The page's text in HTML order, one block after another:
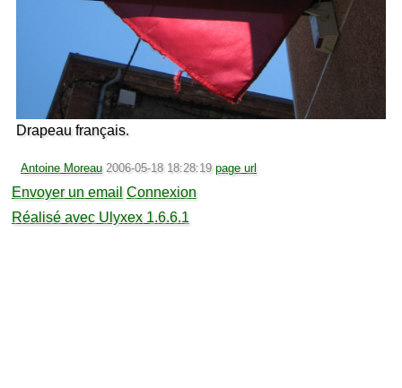
Drapeau français.
Antoine Moreau 2006-05-18 18:28:19 page url
Envoyer un email Connexion
Réalisé avec Ulyxex 1.6.6.1